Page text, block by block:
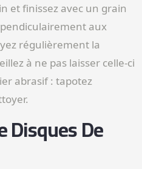
et finissez avec un grain
aux
régulièrement la
à ne pas laisser celle-ci
abrasif : tapotez
Disques De